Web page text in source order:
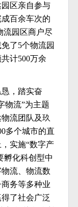
区亲自参与
百余车次的
流园区商户尽
了5个物流园
计500万余
，踏实奋
物流”为主题
流团队及玖
多个城市的直
实施“数字产
孵化科创型中
流、物流数
务等多种业
了社会广泛